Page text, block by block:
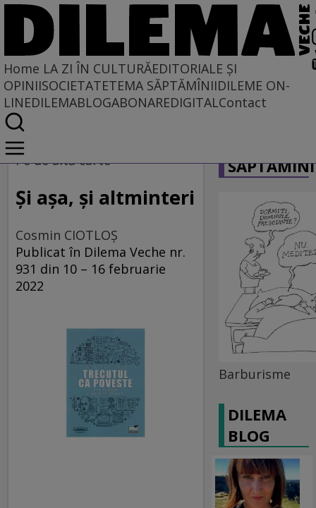
Home LA ZI ÎN CULTURĂEDITORIALE ȘI
OPINIISOCIETATETEMA SĂPTĂMÎNIIDILEME ON-
LINEDILEMABLOGABONAREDIGITALContact
Home
La zi în cultură
Pe de altă carte
Și așa, și altminteri
Cosmin CIOTLOŞ
Publicat în Dilema Veche nr.
931 din 10 – 16 februarie
2022
Barburisme
DILEMA
BLOG